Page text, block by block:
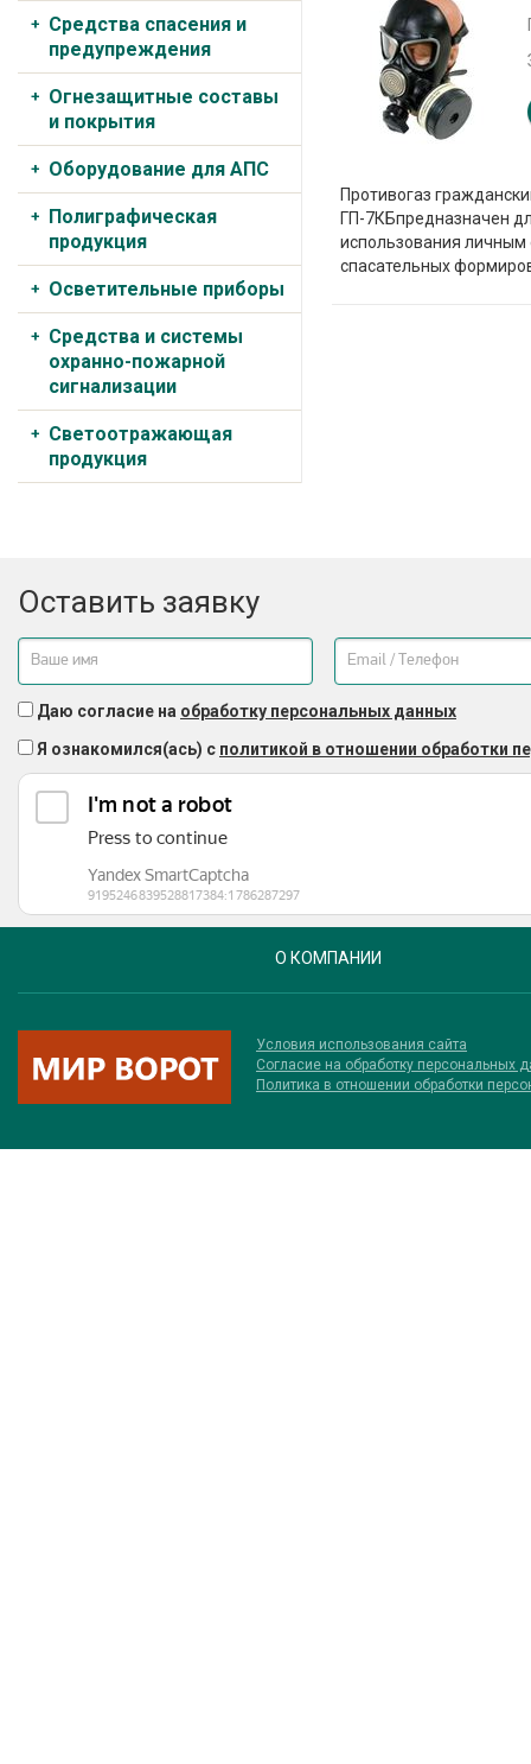
Противогаз
ГП-7КБпредназначен
использования
спасательных
Средства спасения и
предупреждения
Огнезащитные составы
и покрытия
Оборудование для АПС
Полиграфическая
продукция
Осветительные приборы
Средства и системы
охранно-пожарной
сигнализации
Светоотражающая
продукция
Оставить заявку
Даю согласие на обработку персональных данных
Я ознакомился(ась) с политикой в отношении обработки
О КОМПАНИИ
Условия использования сайта
Соглаcие на обработку персональных
Политика в отношении обработки